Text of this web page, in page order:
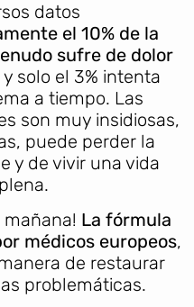
datos
el 10% de la
sufre de dolor
y solo el 3% intenta
a tiempo. Las
son muy insidiosas,
puede perder la
y de vivir una vida
mañana! La fórmula
médicos europeos,
de restaurar
problemáticas.